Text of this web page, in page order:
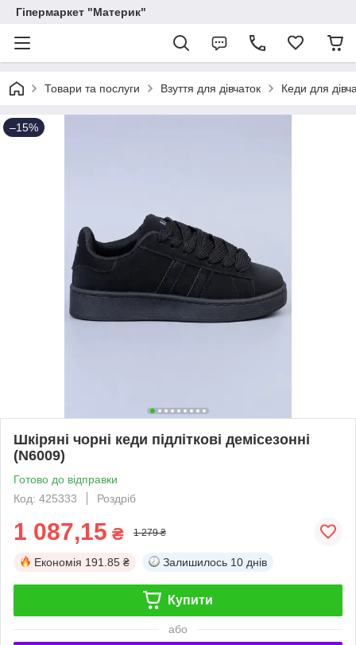
Гіпермаркет "Материк"
Товари та послуги Взуття для дівчаток Кеди для
–15%
Шкіряні чорні кеди підліткові демісезонні
(N6009)
Готово до відправки
Код: 425333
Роздріб
1 087,15 ₴ 1 279 ₴
Економія 191.85 ₴ Залишилось 10 днів
Купити
або